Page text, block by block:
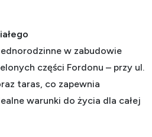
w zabudowie
części Fordonu – przy ul.
taras, co zapewnia
warunki do życia dla całej